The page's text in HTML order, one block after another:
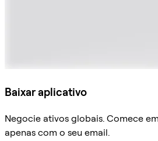
Baixar aplicativo
Negocie ativos globais. Comece
apenas com o seu email.